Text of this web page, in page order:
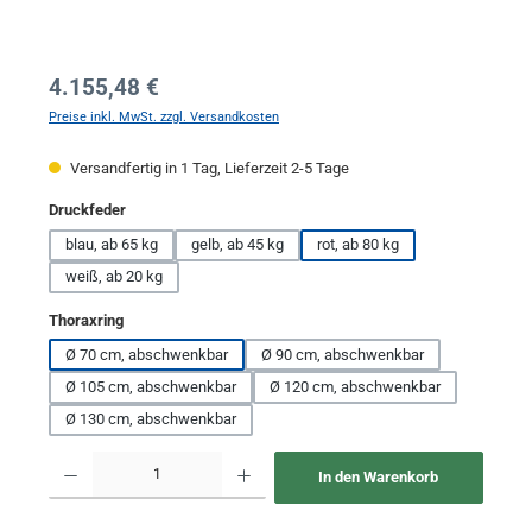
Regulärer Preis:
4.155,48 €
Preise inkl. MwSt. zzgl. Versandkosten
Versandfertig in 1 Tag, Lieferzeit 2-5 Tage
Druckfederauswählen
blau, ab 65 kg
gelb, ab 45 kg
rot, ab 80 kg
weiß, ab 20 kg
Thoraxringauswählen
Ø 70 cm, abschwenkbar
Ø 90 cm, abschwenkbar
Ø 105 cm, abschwenkbar
Ø 120 cm, abschwenkbar
Ø 130 cm, abschwenkbar
In den Warenkorb